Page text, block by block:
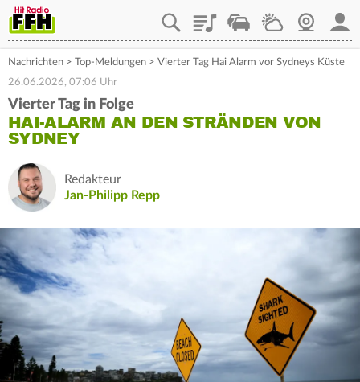
PlaylistStaupilotWetterWebcam
Nachrichten > Top-Meldungen > Vierter Tag Hai Alarm vor Sydneys Küste
26.06.2026, 07:06 Uhr
Vierter Tag in Folge
HAI-ALARM AN DEN STRÄNDEN VON
SYDNEY
Redakteur
Jan-Philipp Repp